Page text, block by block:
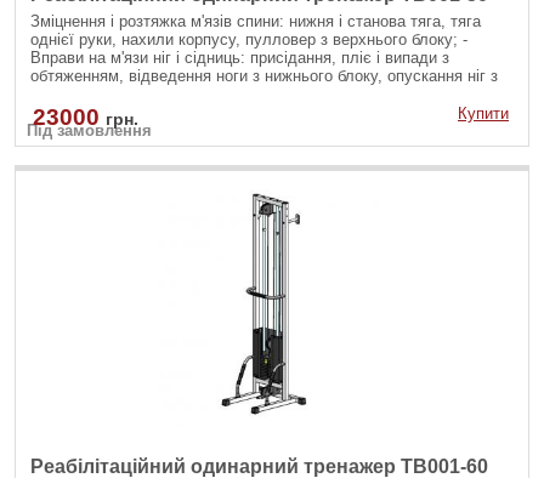
Зміцнення і розтяжка м'язів спини: нижня і станова тяга, тяга
однієї руки, нахили корпусу, пулловер з верхнього блоку; -
Вправи на м'язи ніг і сідниць: присідання, пліє і випади з
обтяженням, відведення ноги з нижнього блоку, опускання ніг з
різними хватами, розгинання рук на трицепс з різноманітними
рукоятями; - Зміцнення м'язів черевного преса: скручування на
прес, бічні нахили убік на косі м'язи як з верхнього так і з
нижнього блоку.
Під замовлення
23000 грн. Купити
Реабілітаційний одинарний тренажер TB001-60